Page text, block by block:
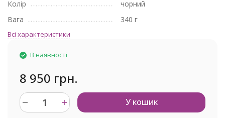
Колір
чорний
Вага
340 г
Всі характеристики
В наявності
8 950 грн.
У кошик